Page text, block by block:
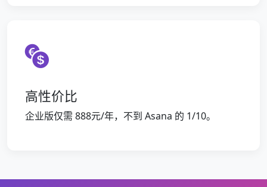
高性价比
企业版仅需 888元/年，不到 Asana 的 1/10。